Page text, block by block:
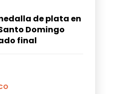
de plata en
Domingo
final